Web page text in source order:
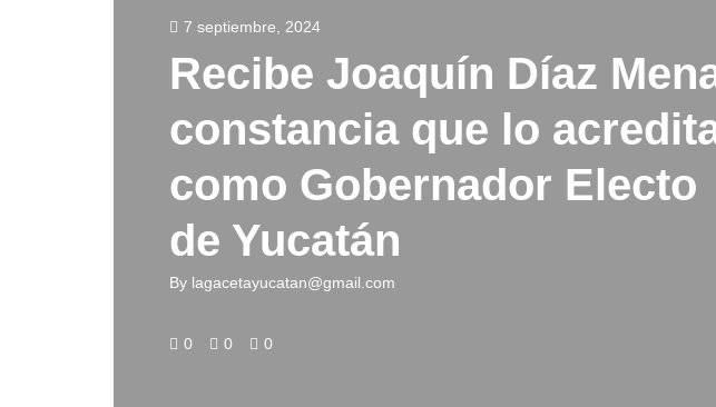
7 septiembre, 2024
Recibe Joaquín Díaz
constancia que lo
como Gobernador Electo
de Yucatán
By lagacetayucatan@gmail.com
0 0 0